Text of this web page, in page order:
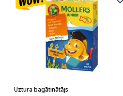
Uztura bagātinātājs